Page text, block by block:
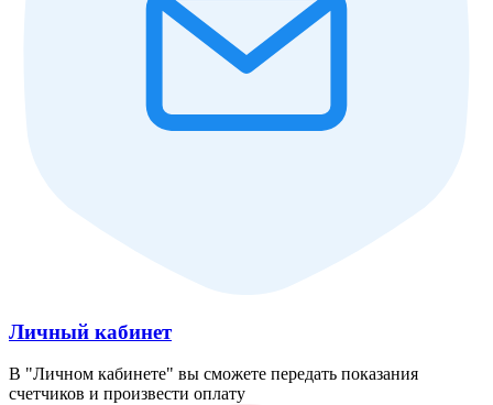
Личный кабинет
В "Личном кабинете" вы сможете передать показания
счетчиков и произвести оплату